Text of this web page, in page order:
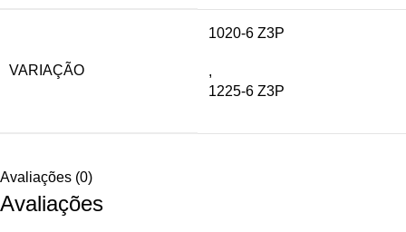
VARIAÇÃO
1020-6 Z3P
,
1225-6 Z3P
Avaliações (0)
Avaliações